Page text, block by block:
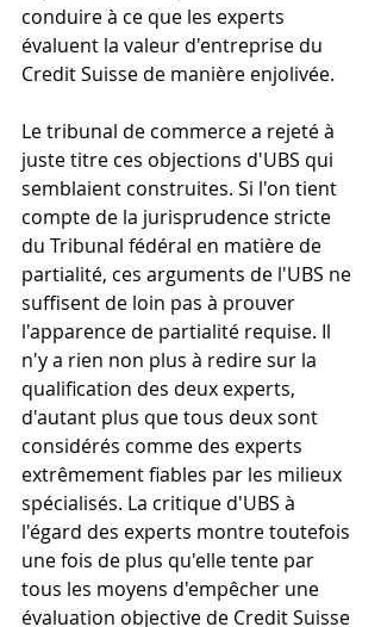
conduire à ce que les experts
évaluent la valeur d'entreprise du
Credit Suisse de manière enjolivée.
Le tribunal de commerce a rejeté à
juste titre ces objections d'UBS qui
semblaient construites. Si l'on tient
compte de la jurisprudence stricte
du Tribunal fédéral en matière de
partialité, ces arguments de l'UBS ne
suffisent de loin pas à prouver
l'apparence de partialité requise. Il
n'y a rien non plus à redire sur la
qualification des deux experts,
d'autant plus que tous deux sont
considérés comme des experts
extrêmement fiables par les milieux
spécialisés. La critique d'UBS à
l'égard des experts montre toutefois
une fois de plus qu'elle tente par
tous les moyens d'empêcher une
évaluation objective de Credit Suisse